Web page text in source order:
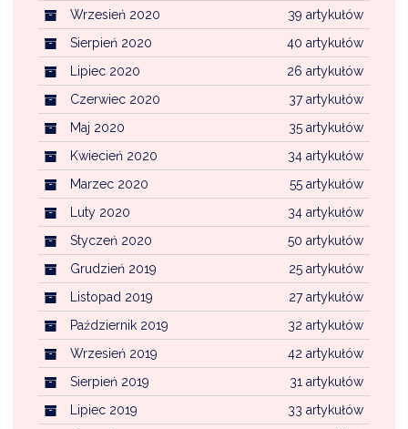
39 artykułów
Wrzesień 2020
40 artykułów
Sierpień 2020
26 artykułów
Lipiec 2020
37 artykułów
Czerwiec 2020
35 artykułów
Maj 2020
34 artykułów
Kwiecień 2020
55 artykułów
Marzec 2020
34 artykułów
Luty 2020
50 artykułów
Styczeń 2020
25 artykułów
Grudzień 2019
27 artykułów
Listopad 2019
32 artykułów
Październik 2019
42 artykułów
Wrzesień 2019
31 artykułów
Sierpień 2019
33 artykułów
Lipiec 2019